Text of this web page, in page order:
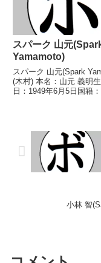
スパーク 山元
Yamamoto)
スパーク 山元(Spark
(木村) 本名：山元 義明
日：1949年6月5日国籍：
(中外)1966/...
小林 智